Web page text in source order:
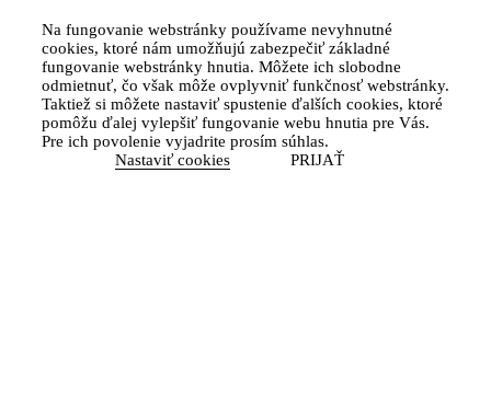
Na fungovanie webstránky používame nevyhnutné
cookies, ktoré nám umožňujú zabezpečiť základné
fungovanie webstránky hnutia. Môžete ich slobodne
odmietnuť, čo však môže ovplyvniť funkčnosť webstránky.
Taktiež si môžete nastaviť spustenie ďalších cookies, ktoré
pomôžu ďalej vylepšiť fungovanie webu hnutia pre Vás.
Pre ich povolenie vyjadrite prosím súhlas.
Nastaviť cookies
PRIJAŤ